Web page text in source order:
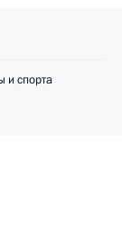
и спорта